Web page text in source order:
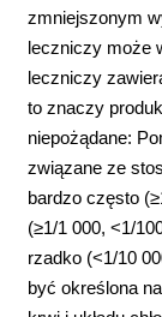
zmniejszonym
leczniczy może
leczniczy
to znaczy
niepożądane:
związane ze
bardzo często
(≥1/1 000, <1/
rzadko (<1/10
być określona